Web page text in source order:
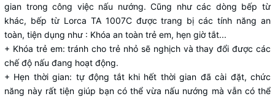
gian trong công việc nấu nướng. Cũng như các dòng bếp từ
khác, bếp từ Lorca TA 1007C được trang bị các tính năng an
toàn, tiện dụng như : Khóa an toàn trẻ em, hẹn giờ tắt...
+ Khóa trẻ em: tránh cho trẻ nhỏ sẽ nghịch và thay đổi được các
chế độ nấu đang hoạt động.
+ Hẹn thời gian: tự động tắt khi hết thời gian đã cài đặt, chức
năng này rất tiện giúp bạn có thể vừa nấu nướng mà vẫn có thể